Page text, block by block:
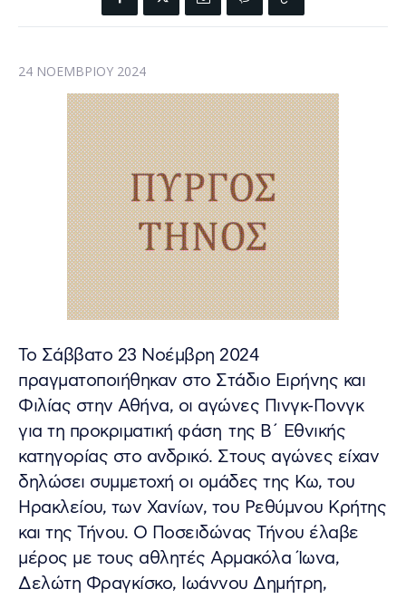
24 ΝΟΕΜΒΡΊΟΥ 2024
Το Σάββατο 23 Νοέμβρη 2024
πραγματοποιήθηκαν στο Στάδιο Ειρήνης και
Φιλίας στην Αθήνα, οι αγώνες Πινγκ-Πονγκ
για τη προκριματική φάση της Β΄ Εθνικής
κατηγορίας στο ανδρικό. Στους αγώνες είχαν
δηλώσει συμμετοχή οι ομάδες της Κω, του
Ηρακλείου, των Χανίων, του Ρεθύμνου Κρήτης
και της Τήνου. Ο Ποσειδώνας Τήνου έλαβε
μέρος με τους αθλητές Αρμακόλα Ίωνα,
Δελώτη Φραγκίσκο, Ιωάννου Δημήτρη,